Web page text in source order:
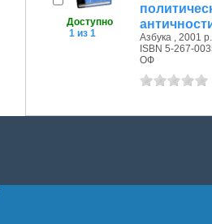
Доступно
1 из 1
Азбука , 2001 р.
ISBN 5-267-
ОФ